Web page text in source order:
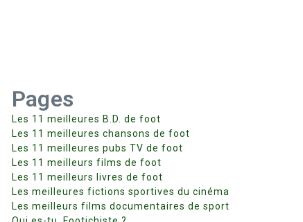
Pages
Les 11 meilleures B.D. de foot
Les 11 meilleures chansons de foot
Les 11 meilleures pubs TV de foot
Les 11 meilleurs films de foot
Les 11 meilleurs livres de foot
Les meilleures fictions sportives du cinéma
Les meilleurs films documentaires de sport